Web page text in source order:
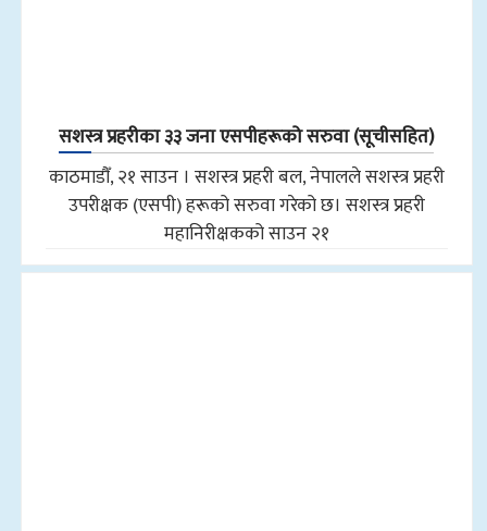
सशस्त्र प्रहरीका ३३ जना एसपीहरूको सरुवा (सूचीसहित)
काठमाडौँ, २१ साउन । सशस्त्र प्रहरी बल, नेपालले सशस्त्र प्रहरी
उपरीक्षक (एसपी) हरूको सरुवा गरेको छ। सशस्त्र प्रहरी
महानिरीक्षकको साउन २१